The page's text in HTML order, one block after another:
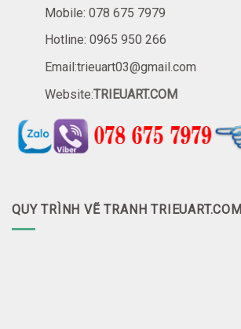
Mobile: 078 675 7979
Hotline: 0965 950 266
Email:trieuart03@gmail.com
Website:TRIEUART.COM
QUY TRÌNH VẼ TRANH TRIEUART.COM